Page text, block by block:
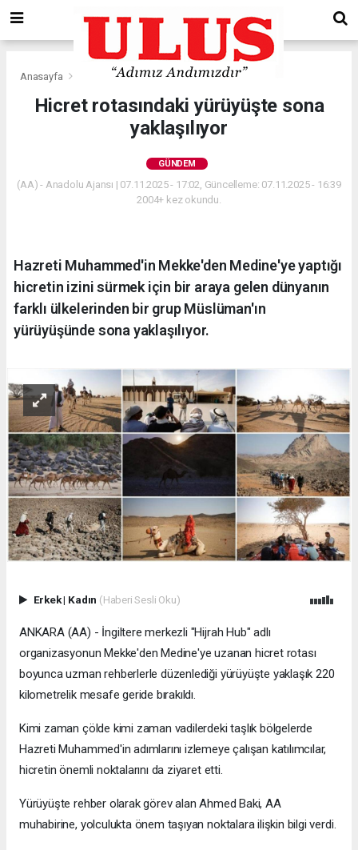
Anasayfa Gündem
Hicret rotasındaki yürüyüşte sona
yaklaşılıyor
GÜNDEM
(AA) - Anadolu Ajansı | 07.11.2025 - 17:02, Güncelleme: 07.11.2025 - 16:39
2004+ kez okundu.
Hazreti Muhammed'in Mekke'den Medine'ye yaptığı
hicretin izini sürmek için bir araya gelen dünyanın
farklı ülkelerinden bir grup Müslüman'ın
yürüyüşünde sona yaklaşılıyor.
Erkek| Kadın (Haberi Sesli Oku)
ANKARA (AA) - İngiltere merkezli "Hijrah Hub" adlı
organizasyonun Mekke'den Medine'ye uzanan hicret rotası
boyunca uzman rehberlerle düzenlediği yürüyüşte yaklaşık 220
kilometrelik mesafe geride bırakıldı.
Kimi zaman çölde kimi zaman vadilerdeki taşlık bölgelerde
Hazreti Muhammed'in adımlarını izlemeye çalışan katılımcılar,
hicretin önemli noktalarını da ziyaret etti.
Yürüyüşte rehber olarak görev alan Ahmed Baki, AA
muhabirine, yolculukta önem taşıyan noktalara ilişkin bilgi verdi.